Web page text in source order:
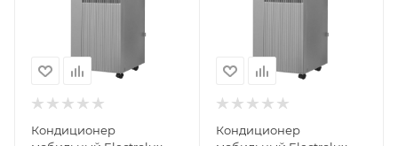
Кондиционер
Кондиционер